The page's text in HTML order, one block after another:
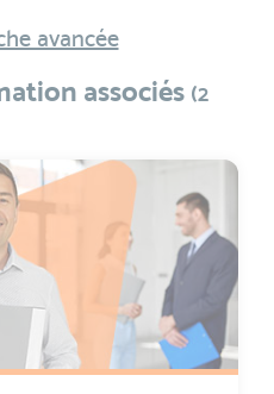
avancée
associés (2